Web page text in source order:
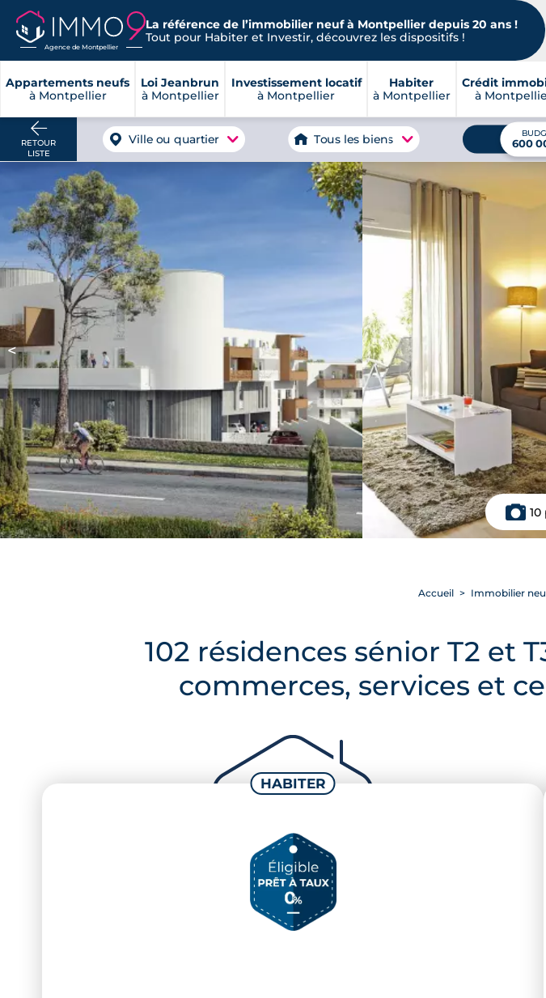
Agence de Montpellier
La référence de l’immobilier neuf à Montpellier depuis 20 ans !
Tout pour Habiter et Investir, découvrez les dispositifs !
Appartements neufs
à Montpellier
Loi Jeanbrun
à Montpellier
Investissement locatif
à Montpellier
Habiter
à Montpellier
Crédit
à
RETOUR
LISTE
Ville ou quartier Tous les biens 600
<
Accueil Immobilier
102 résidences sénior T2 et
commerces, services et